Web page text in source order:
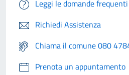
Leggi le domande frequenti
Richiedi Assistenza
Chiama il comune 080
Prenota un appuntamento